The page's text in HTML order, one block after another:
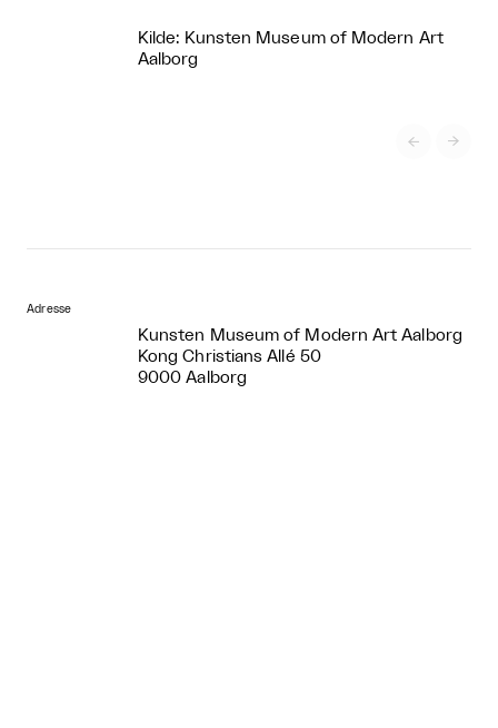
Kilde: Kunsten Museum of Modern Art
Aalborg
 
Adresse
Kunsten Museum of Modern Art Aalborg
Kong Christians Allé 50
9000 Aalborg